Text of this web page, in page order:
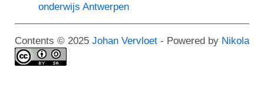
onderwijs Antwerpen
Contents © 2025 Johan Vervloet - Powered by Nikola